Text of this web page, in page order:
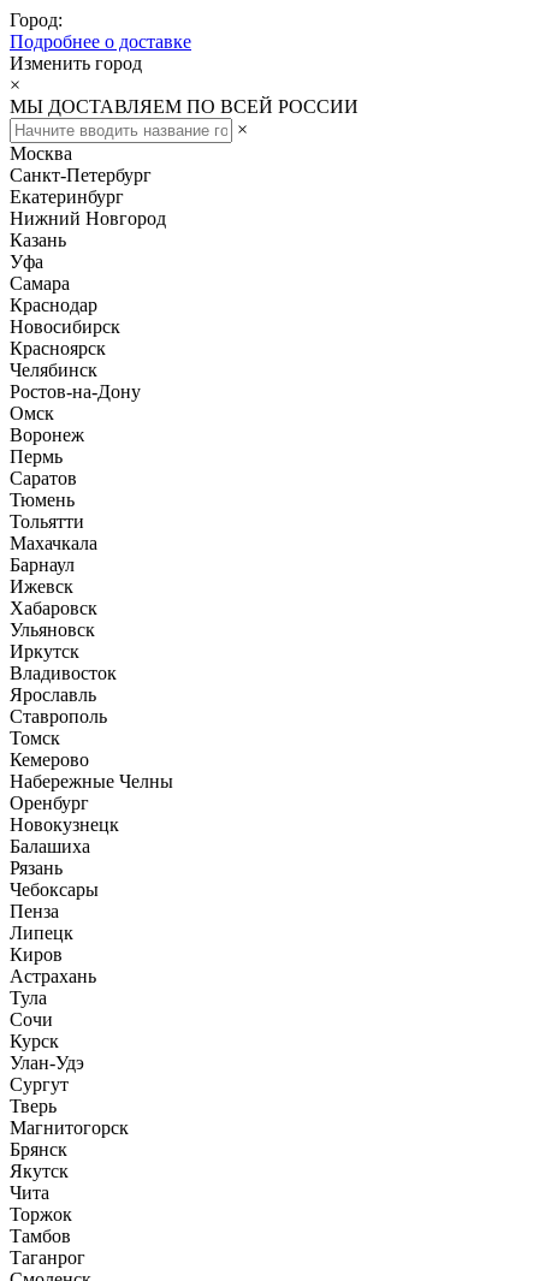
Город:
Подробнее о доставке
Изменить город
×
МЫ ДОСТАВЛЯЕМ ПО ВСЕЙ РОССИИ
×
Москва
Санкт-Петербург
Екатеринбург
Нижний Новгород
Казань
Уфа
Самара
Краснодар
Новосибирск
Красноярск
Челябинск
Ростов-на-Дону
Омск
Воронеж
Пермь
Саратов
Тюмень
Тольятти
Махачкала
Барнаул
Ижевск
Хабаровск
Ульяновск
Иркутск
Владивосток
Ярославль
Ставрополь
Томск
Кемерово
Набережные Челны
Оренбург
Новокузнецк
Балашиха
Рязань
Чебоксары
Пенза
Липецк
Киров
Астрахань
Тула
Сочи
Курск
Улан-Удэ
Сургут
Тверь
Магнитогорск
Брянск
Якутск
Чита
Торжок
Тамбов
Таганрог